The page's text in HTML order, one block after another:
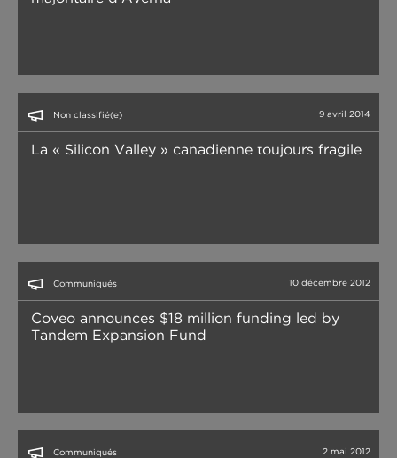
Non classifié(e) 9 avril 2014
La « Silicon Valley » canadienne toujours fragile
Communiqués 10 décembre 2012
Coveo announces $18 million funding led by
Tandem Expansion Fund
Communiqués 2 mai 2012